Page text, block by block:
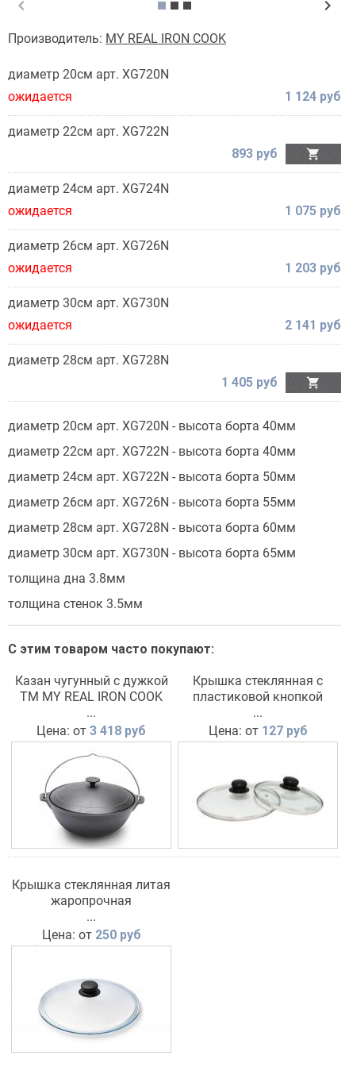
chevron_left chevron_right
Производитель: MY REAL IRON COOK
диаметр 20см арт. XG720N
ожидается
1 124 руб
диаметр 22см арт. XG722N

893 руб
диаметр 24см арт. XG724N
ожидается
1 075 руб
диаметр 26см арт. XG726N
ожидается
1 203 руб
диаметр 30см арт. XG730N
ожидается
2 141 руб
диаметр 28см арт. XG728N

1 405 руб
диаметр 20см арт. XG720N - высота борта 40мм
диаметр 22см арт. XG722N - высота борта 40мм
диаметр 24см арт. XG722N - высота борта 50мм
диаметр 26см арт. XG726N - высота борта 55мм
диаметр 28см арт. XG728N - высота борта 60мм
диаметр 30см арт. XG730N - высота борта 65мм
толщина дна 3.8мм
толщина стенок 3.5мм
С этим товаром часто покупают:
Казан чугунный с дужкой
TM MY REAL IRON COOK
...
Цена: от 3 418 руб
Крышка стеклянная с
пластиковой кнопкой
...
Цена: от 127 руб
Крышка стеклянная литая
жаропрочная
...
Цена: от 250 руб